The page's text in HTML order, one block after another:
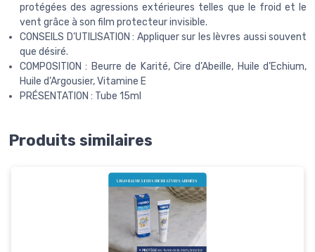
protégées des agressions extérieures telles que le froid et le
vent grâce à son film protecteur invisible.
CONSEILS D’UTILISATION : Appliquer sur les lèvres aussi souvent
que désiré.
COMPOSITION : Beurre de Karité, Cire d’Abeille, Huile d’Echium,
Huile d’Argousier, Vitamine E
PRÉSENTATION : Tube 15ml
Produits similaires